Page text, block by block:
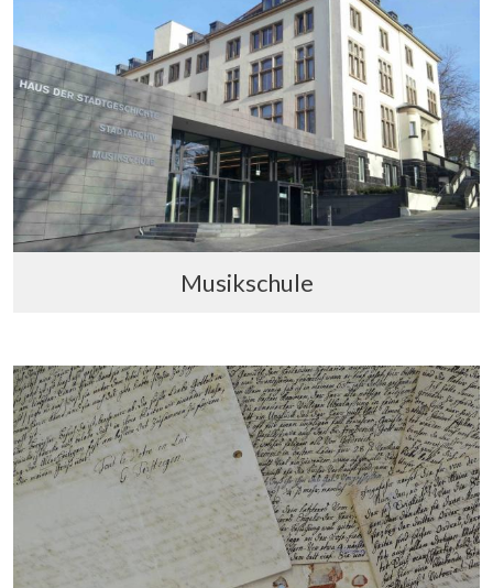
Musikschule